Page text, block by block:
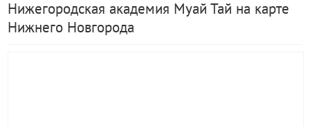
Нижегородская академия Муай Тай на карте
Нижнего Новгорода